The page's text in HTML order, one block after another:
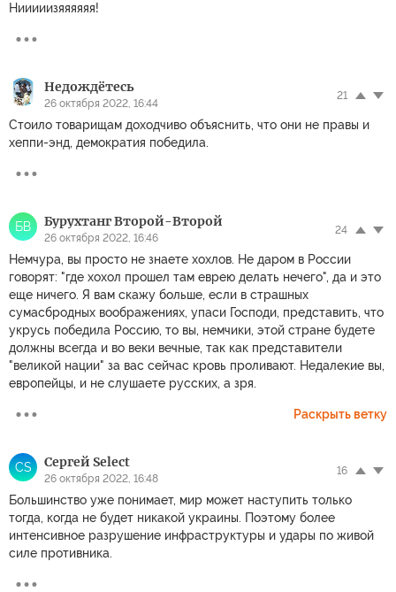
Нииииизяяяяяя!
Недождётесь
26 октября 2022, 16:44
21
Стоило товарищам доходчиво объяснить, что они не правы и
хеппи-энд, демократия победила.
БВ Бурухтанг Второй-Второй
26 октября 2022, 16:46
24
Немчура, вы просто не знаете хохлов. Не даром в России
говорят: "где хохол прошел там еврею делать нечего", да и это
еще ничего. Я вам скажу больше, если в страшных
сумасбродных воображениях, упаси Господи, представить, что
укрусь победила Россию, то вы, немчики, этой стране будете
должны всегда и во веки вечные, так как представители
"великой нации" за вас сейчас кровь проливают. Недалекие вы,
европейцы, и не слушаете русских, а зря.
Раскрыть ветку
СS Сергей Select
26 октября 2022, 16:48
16
Большинство уже понимает, мир может наступить только
тогда, когда не будет никакой украины. Поэтому более
интенсивное разрушение инфраструктуры и удары по живой
силе противника.